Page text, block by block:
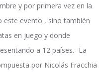
y por primera vez en la
este evento , sino también
en juego y donde
a 12 países.- La
por Nicolás Fracchia